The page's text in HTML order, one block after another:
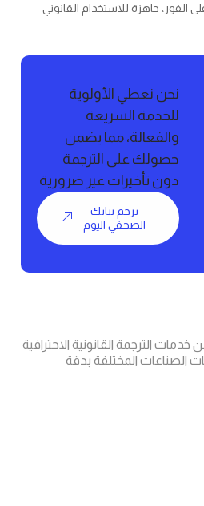
القانوني
الأولوية
السريعة
مما يضمن
على الترجمة
غير ضرورية
ترجم بيانك
الصحفي اليوم
الاحترافية
المختلفة بدقة